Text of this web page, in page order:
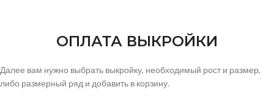
ОПЛАТА ВЫКРОЙКИ
Далее вам нужно выбрать выкройку, необходимый рост и размер,
либо размерный ряд и добавить в корзину.